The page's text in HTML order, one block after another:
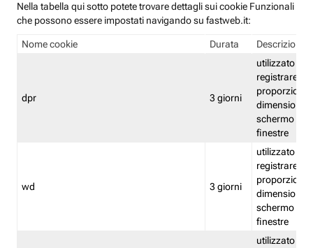
Nella tabella qui sotto potete trovare dettagli sui cookie Funzionali
che possono essere impostati navigando su fastweb.it:
Nome cookie Durata Descrizione
dpr 3 giorni
utilizzato per
registrare le
proporzioni
dimensioni
schermo e
finestre
wd 3 giorni
utilizzato per
registrare le
proporzioni
dimensioni
schermo e
finestre
utilizzato per